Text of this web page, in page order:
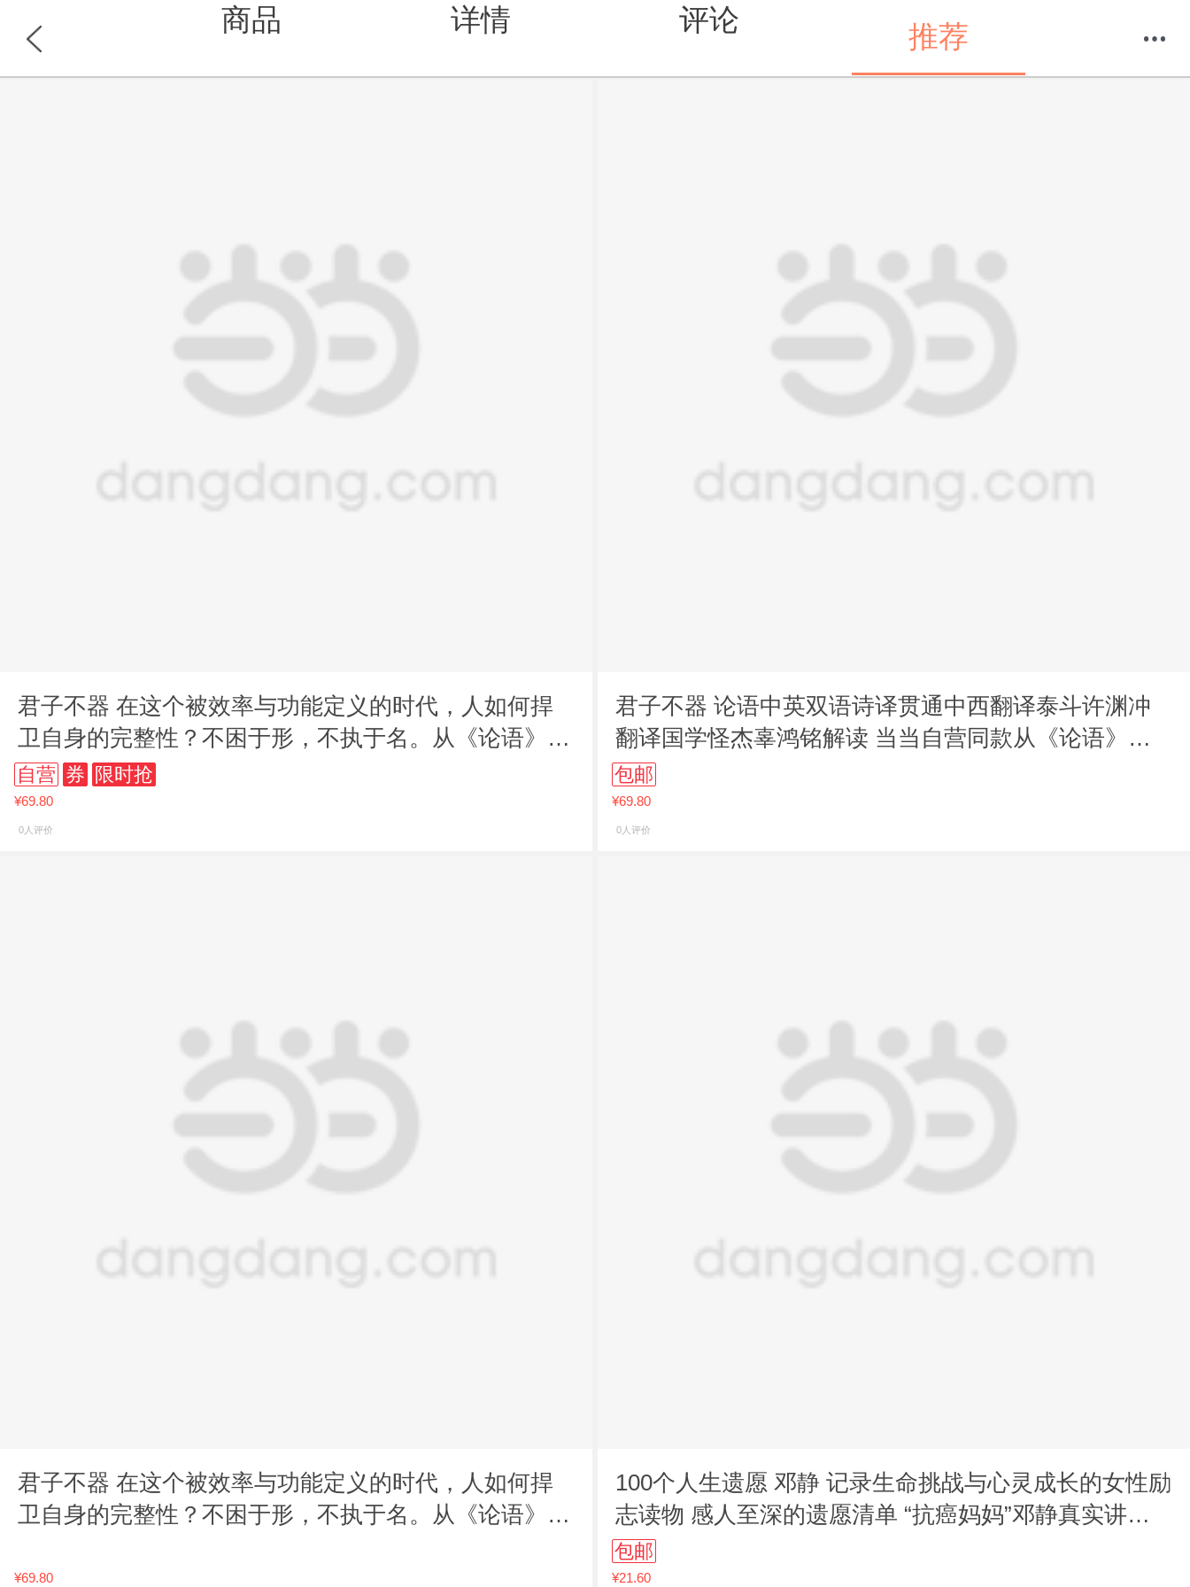
商品 详情 评论 推荐
君子不器 在这个被效率与功能定义的时代，人如何捍
卫自身的完整性？不困于形，不执于名。从《论语》箴
言到当代精神方案
自营 券 限时抢
¥69.80
0人评价
君子不器 论语中英双语诗译贯通中西翻译泰斗许渊冲
翻译国学怪杰辜鸿铭解读 当当自营同款从《论语》箴
言到当代精神方案 重塑今
包邮
¥69.80
0人评价
君子不器 在这个被效率与功能定义的时代，人如何捍
卫自身的完整性？不困于形，不执于名。从《论语》箴
¥69.80
100个人生遗愿 邓静 记录生命挑战与心灵成长的女性励
志读物 感人至深的遗愿清单 “抗癌妈妈”邓静真实讲述
温暖有力 直抵
包邮
¥21.60